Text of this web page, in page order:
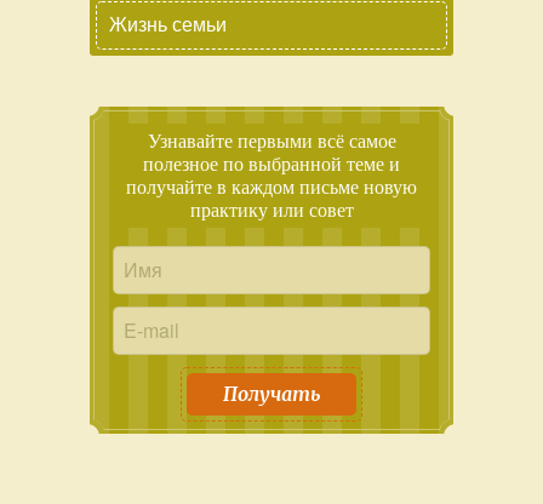
Жизнь семьи
Узнавайте первыми всё самое
полезное по выбранной теме и
получайте в каждом письме новую
практику или совет
Получать